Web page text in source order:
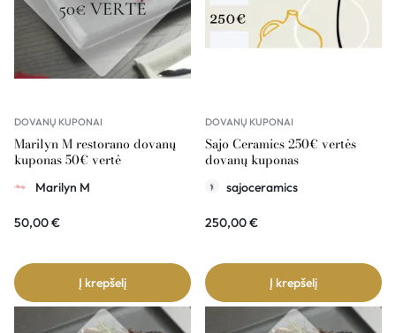
DOVANŲ KUPONAI
Marilyn M restorano dovanų
kuponas 50€ vertė
Marilyn M
50,00€
Į krepšelį
DOVANŲ KUPONAI
Sajo Ceramics 250€ vertės
dovanų kuponas
sajoceramics
250,00€
Į krepšelį